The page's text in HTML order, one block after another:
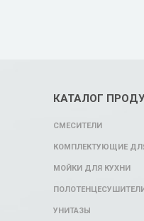
КАТАЛОГ
СМЕСИТЕЛИ
КОМПЛЕКТУЮЩИЕ
МОЙКИ ДЛЯ КУХНИ
УНИТАЗЫ